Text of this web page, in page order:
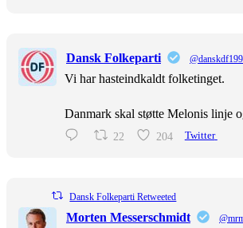
Dansk Folkeparti
Vi har hasteindkaldt folketinget.
Danmark skal støtte Melonis linje
22 204 Twitter
Dansk Folkeparti Retweeted
Morten Messerschmidt